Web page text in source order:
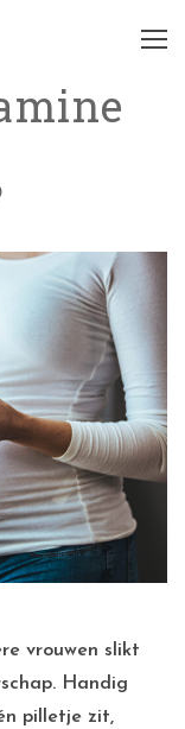
vrouwen slikt
Handig
pilletje zit,